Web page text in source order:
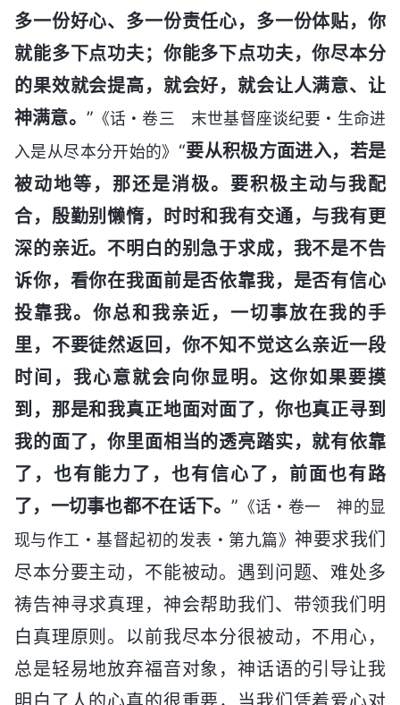
多一份好心、多一份责任心，多一份体贴，你
就能多下点功夫；你能多下点功夫，你尽本分
的果效就会提高，就会好，就会让人满意、让
神满意。 ” 《话・卷三 末世基督座谈纪要・生命进
入是从尽本分开始的》 “要从积极方面进入，若是
被动地等，那还是消极。要积极主动与我配
合，殷勤别懒惰，时时和我有交通，与我有更
深的亲近。不明白的别急于求成，我不是不告
诉你，看你在我面前是否依靠我，是否有信心
投靠我。你总和我亲近，一切事放在我的手
里，不要徒然返回，你不知不觉这么亲近一段
时间，我心意就会向你显明。这你如果要摸
到，那是和我真正地面对面了，你也真正寻到
我的面了，你里面相当的透亮踏实，就有依靠
了，也有能力了，也有信心了，前面也有路
了，一切事也都不在话下。” 《话・卷一 神的显
现与作工・基督起初的发表・第九篇》 神要求我们
尽本分要主动，不能被动。遇到问题、难处多
祷告神寻求真理，神会帮助我们、带领我们明
白真理原则。以前我尽本分很被动，不用心，
总是轻易地放弃福音对象，神话语的引导让我